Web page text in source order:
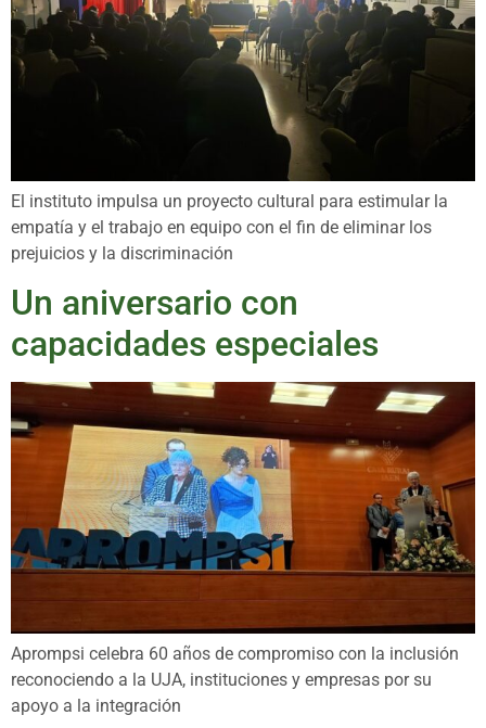
El instituto impulsa un proyecto cultural para estimular la
empatía y el trabajo en equipo con el fin de eliminar los
prejuicios y la discriminación
Un aniversario con
capacidades especiales
Aprompsi celebra 60 años de compromiso con la inclusión
reconociendo a la UJA, instituciones y empresas por su
apoyo a la integración